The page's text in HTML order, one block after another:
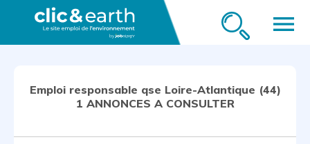
menu
Emploi responsable qse Loire-Atlantique (44)
1 ANNONCES A CONSULTER